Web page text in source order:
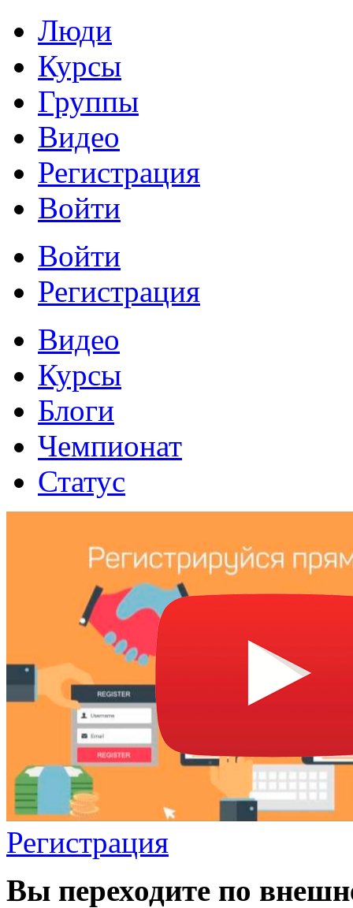
Люди
Курсы
Группы
Видео
Регистрация
Войти
Войти
Регистрация
Видео
Курсы
Блоги
Чемпионат
Статус
Регистрация
Вы переходите по